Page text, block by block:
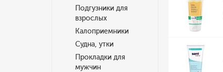
Подгузники для
взрослых
Калоприемники
Судна, утки
Прокладки для
мужчин